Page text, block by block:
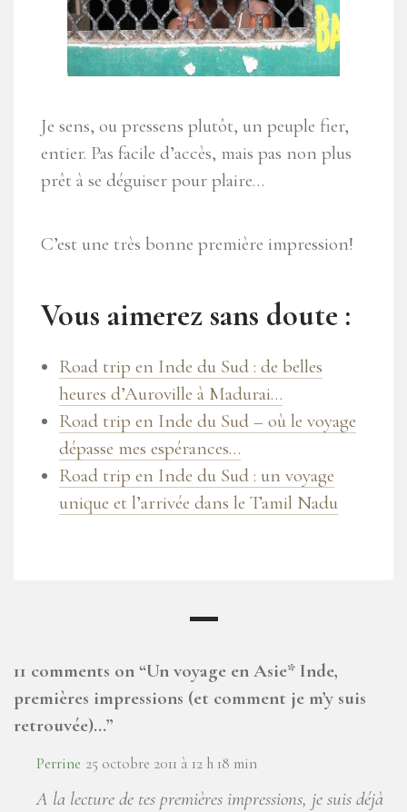
Je sens, ou pressens plutôt, un peuple fier,
entier. Pas facile d’accès, mais pas non plus
prêt à se déguiser pour plaire…
C’est une très bonne première impression!
Vous aimerez sans doute :
Road trip en Inde du Sud : de belles
heures d’Auroville à Madurai…
Road trip en Inde du Sud – où le voyage
dépasse mes espérances…
Road trip en Inde du Sud : un voyage
unique et l’arrivée dans le Tamil Nadu
11 comments on “Un voyage en Asie* Inde,
premières impressions (et comment je m’y suis
retrouvée)…”
Perrine 25 octobre 2011 à 12 h 18 min
A la lecture de tes premières impressions, je suis déjà